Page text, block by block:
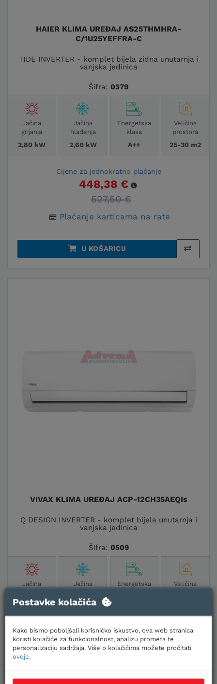
HAIER KLIMA UREĐAJ AS25THMHRA-
C/1U25YEFFRA-C
TIDE INVERTER - komplet bijela zidna unutarnja i
vanjska jedinica
Šifra: 0379
Jačina
grijanja
2,80 kW
Jačina
hlađenja
2,60 kW
Energetska
klasa
A++
Veličina
prostora
25-30 m2
Cijene za jednokratno plaćanje
448,38 €
527,50 €
Plaćanje karticama na rate
U KOŠARICU
VIVAX KLIMA UREĐAJ ACP-12CH35AEQIs
Q DESIGN INVERTER - komplet bijela unutarnja i
vanjska jedinica
Šifra: 0509
Jačina
3,81 kW
Jačina
3,52 kW
Energetska
Veličina
Cijene za jednokratno plaćanje
448,88 €
Postavke kolačića
Kako bismo poboljšali korisničko iskustvo, ova web stranica
koristi kolačiće za funkcionalnost, analizu prometa te
personalizaciju sadržaja. Više o kolačićima možete pročitati
ovdje.